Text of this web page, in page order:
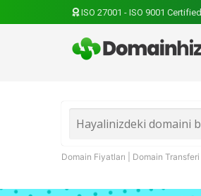
ISO 27001 - ISO 9001 Certified
Domain Fiyatları Domain Transferi